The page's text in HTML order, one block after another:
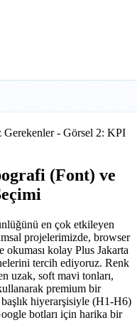
Gerekenler - Görsel 2: KPI
(Font) ve
en çok etkileyen
projelerimizde, browser
okuması kolay Plus Jakarta
tercih ediyoruz. Renk
uzak, soft mavi tonları,
premium bir
hiyerarşisiyle (H1-H6)
botları için harika bir